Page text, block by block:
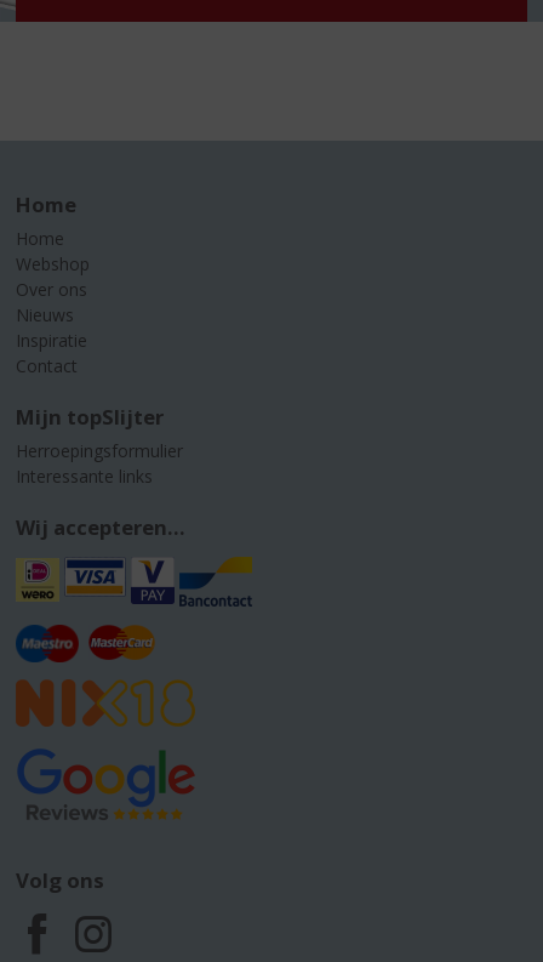
Home
Home
Webshop
Over ons
Nieuws
Inspiratie
Contact
Mijn topSlijter
Herroepingsformulier
Interessante links
Wij accepteren...
Volg ons
F I